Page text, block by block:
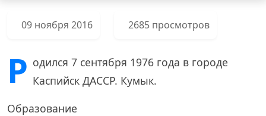
09 ноября 2016 2685 просмотров
Р одился 7 сентября 1976 года в городе
Каспийск ДАССР. Кумык.
Образование